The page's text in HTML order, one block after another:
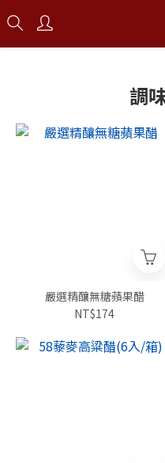
調
嚴選精釀無糖蘋果醋
NT$174